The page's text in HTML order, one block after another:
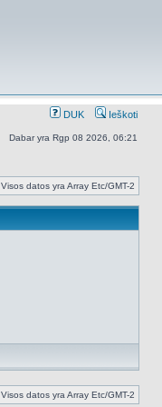
DUK Ieškoti
Dabar yra Rgp 08 2026, 06:21
Visos datos yra Array Etc/GMT-2
Visos datos yra Array Etc/GMT-2